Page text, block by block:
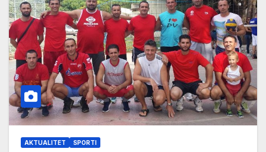
AKTUALITET SPORTI